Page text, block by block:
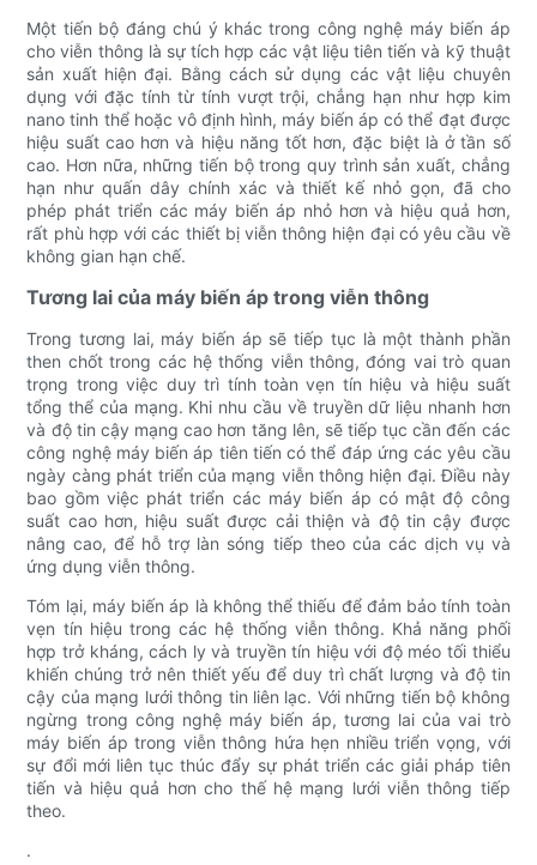
Một tiến bộ đáng chú ý khác trong công nghệ máy biến áp
cho viễn thông là sự tích hợp các vật liệu tiên tiến và kỹ thuật
sản xuất hiện đại. Bằng cách sử dụng các vật liệu chuyên
dụng với đặc tính từ tính vượt trội, chẳng hạn như hợp kim
nano tinh thể hoặc vô định hình, máy biến áp có thể đạt được
hiệu suất cao hơn và hiệu năng tốt hơn, đặc biệt là ở tần số
cao. Hơn nữa, những tiến bộ trong quy trình sản xuất, chẳng
hạn như quấn dây chính xác và thiết kế nhỏ gọn, đã cho
phép phát triển các máy biến áp nhỏ hơn và hiệu quả hơn,
rất phù hợp với các thiết bị viễn thông hiện đại có yêu cầu về
không gian hạn chế.
Tương lai của máy biến áp trong viễn thông
Trong tương lai, máy biến áp sẽ tiếp tục là một thành phần
then chốt trong các hệ thống viễn thông, đóng vai trò quan
trọng trong việc duy trì tính toàn vẹn tín hiệu và hiệu suất
tổng thể của mạng. Khi nhu cầu về truyền dữ liệu nhanh hơn
và độ tin cậy mạng cao hơn tăng lên, sẽ tiếp tục cần đến các
công nghệ máy biến áp tiên tiến có thể đáp ứng các yêu cầu
ngày càng phát triển của mạng viễn thông hiện đại. Điều này
bao gồm việc phát triển các máy biến áp có mật độ công
suất cao hơn, hiệu suất được cải thiện và độ tin cậy được
nâng cao, để hỗ trợ làn sóng tiếp theo của các dịch vụ và
ứng dụng viễn thông.
Tóm lại, máy biến áp là không thể thiếu để đảm bảo tính toàn
vẹn tín hiệu trong các hệ thống viễn thông. Khả năng phối
hợp trở kháng, cách ly và truyền tín hiệu với độ méo tối thiểu
khiến chúng trở nên thiết yếu để duy trì chất lượng và độ tin
cậy của mạng lưới thông tin liên lạc. Với những tiến bộ không
ngừng trong công nghệ máy biến áp, tương lai của vai trò
máy biến áp trong viễn thông hứa hẹn nhiều triển vọng, với
sự đổi mới liên tục thúc đẩy sự phát triển các giải pháp tiên
tiến và hiệu quả hơn cho thế hệ mạng lưới viễn thông tiếp
theo.
.